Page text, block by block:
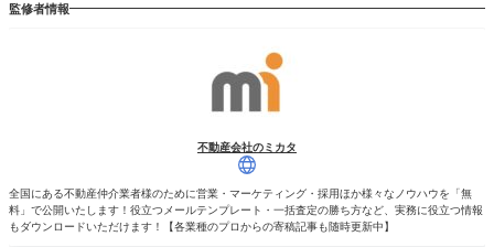
監修者情報
不動産会社のミカタ
全国にある不動産仲介業者様のために営業・マーケティング・採用ほか様々なノウハウを「無
料」で公開いたします！役立つメールテンプレート・一括査定の勝ち方など、実務に役立つ情報
もダウンロードいただけます！【各業種のプロからの寄稿記事も随時更新中】